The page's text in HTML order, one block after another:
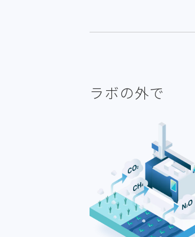
ラボの外で